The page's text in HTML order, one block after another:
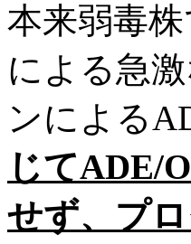
本来弱毒
による急
ンによる
じてADE/
せず、プ